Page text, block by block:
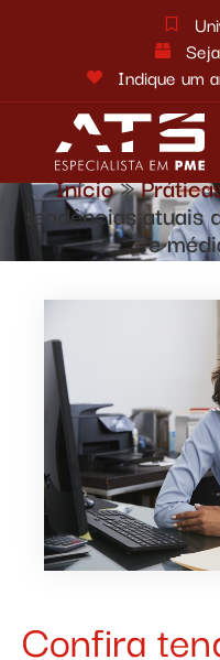
Indique um
Início»
tendências atuais
e
Confira